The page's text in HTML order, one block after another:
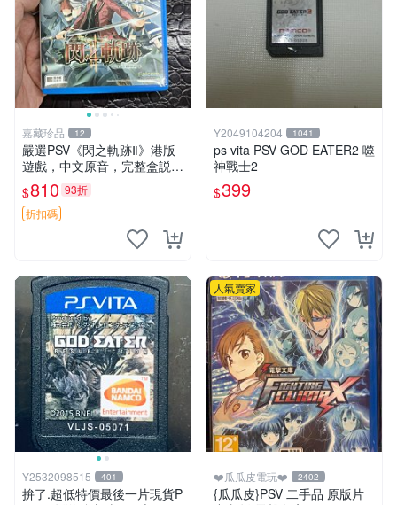
嘉藏珍品 12
嚴選PSV《閃之軌跡Ⅱ》港版
遊戲，中文原音，完整盒説，
實拍展示成色佳 閃之軌跡Ⅱ P
SV 港版 中文
$810 93折
折扣碼
Y2049104204 1041
ps vita PSV GOD EATER2 噬
神戰士2
$399
Y2532098515 401
拚了.超低特價最後一片現貨P
人氣賣家
❤️瓜瓜皮電玩❤️ 2402
{瓜瓜皮}PSV 二手品 原版片